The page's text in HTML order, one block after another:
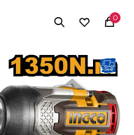
0
MI CUENTA